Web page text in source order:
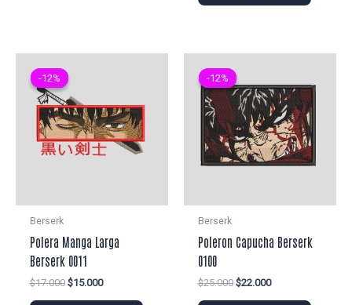
-12%
-12%
Berserk
Polera Manga Larga
Berserk 0011
$17.000 El
$15.000El
-12%
-12%
Berserk
Poleron Capucha Berserk
0100
$25.000 El
$22.000El